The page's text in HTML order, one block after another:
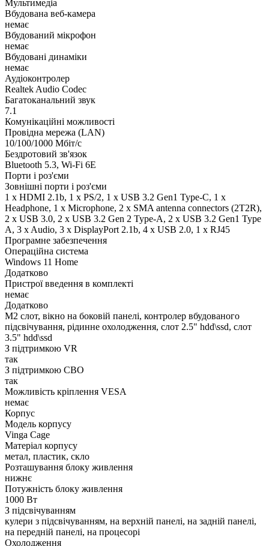
Мультимедіа
Вбудована веб-камера
немає
Вбудований мікрофон
немає
Вбудовані динаміки
немає
Аудіоконтролер
Realtek Audio Codec
Багатоканальний звук
7.1
Комунікаційні можливості
Провідна мережа (LAN)
10/100/1000 Мбіт/с
Бездротовий зв'язок
Bluetooth 5.3, Wi-Fi 6E
Порти і роз'єми
Зовнішні порти і роз'єми
1 x HDMI 2.1b, 1 x PS/2, 1 x USB 3.2 Gen1 Type-C, 1 x
Нeadphone, 1 х Microphone, 2 x SMA antenna connectors (2T2R),
2 x USB 3.0, 2 x USB 3.2 Gen 2 Type-A, 2 x USB 3.2 Gen1 Type
A, 3 x Audio, 3 x DisplayPort 2.1b, 4 x USB 2.0, 1 x RJ45
Програмне забезпечення
Операційна система
Windows 11 Home
Додатково
Пристрої введення в комплекті
немає
Додатково
M2 слот, вікно на боковій панелі, контролер вбудованого
підсвічування, рідинне охолодження, слот 2.5" hdd\ssd, слот
3.5" hdd\ssd
З підтримкою VR
так
З підтримкою СВО
так
Можливість кріплення VESA
немає
Корпус
Модель корпусу
Vinga Cage
Матеріал корпусу
метал, пластик, скло
Розташування блоку живлення
нижнє
Потужність блоку живлення
1000 Вт
З підсвічуванням
кулери з підсвічуванням, на верхній панелі, на задній панелі,
на передній панелі, на процесорі
Охолодження